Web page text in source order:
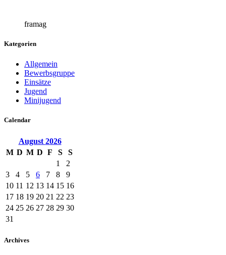
framag
Kategorien
Allgemein
Bewerbsgruppe
Einsätze
Jugend
Minijugend
Calendar
August 2026
M D M D F S
S
1
2
3
4 5 6 7 8
9
10 11 12 13 14 15 16
17 18 19 20 21 22 23
24 25 26 27 28 29 30
31
Archives